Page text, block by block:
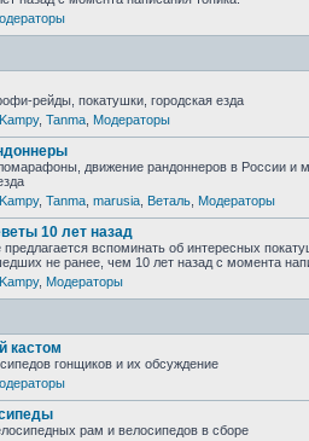
рейды, покатушки, городская езда
Kampy, Tanma Модераторы
движение рандоннеров в России и
Kampy, Tanma marusia Веталь Модераторы
10 лет назад
вспоминать об интересных
не ранее, чем 10 лет назад с момента
Kampy, Модераторы
кастом
гонщиков и их обсуждение
рам и велосипедов в сборе